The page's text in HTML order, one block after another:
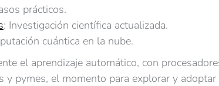
prácticos.
: Investigación científica actualizada.
cuántica en la nube.
el aprendizaje automático, con
y pymes, el momento para explorar y